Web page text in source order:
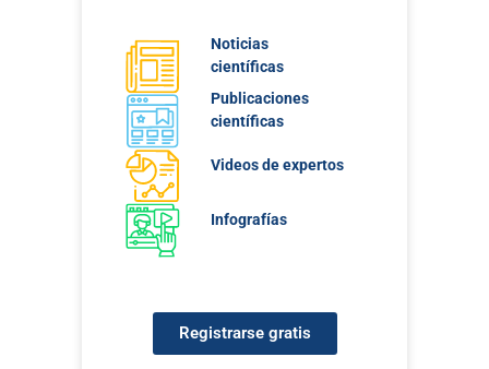
Noticias
científicas
Publicaciones
científicas
Videos de expertos
Infografías
Registrarse gratis